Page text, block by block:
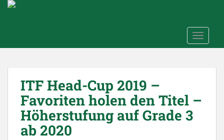
Skip to main content
ITF Head-Cup 2019 –
Favoriten holen den Titel –
Höherstufung auf Grade 3
ab 2020